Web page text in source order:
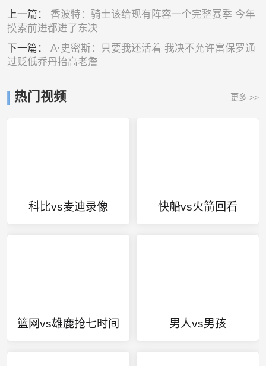
上一篇： 香波特：骑士该给现有阵容一个完整赛季 今年
摸索前进都进了东决
下一篇： A·史密斯：只要我还活着 我决不允许富保罗通
过贬低乔丹抬高老詹
热门视频 更多 >>
科比vs麦迪录像 快船vs火箭回看
篮网vs雄鹿抢七时间 男人vs男孩